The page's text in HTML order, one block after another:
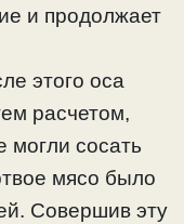
и продолжает
этого оса
расчетом,
могли сосать
мясо было
Совершив эту